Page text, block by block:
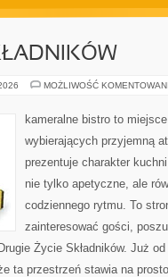
MOŻLIWOŚĆ
kameralne bistro to
wybierających przyjemną
prezentuje charakter
nie tylko apetyczne, ale
codziennego rytmu. To
zainteresować gości,
Życie Składników. Już
ta przestrzeń stawia na